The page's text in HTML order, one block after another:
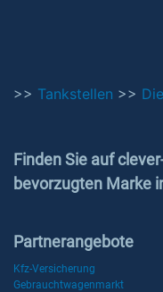
>> Tankstellen >>
Finden Sie auf
bevorzugten Marke
Partnerangebote
Kfz-Versicherung
Gebrauchtwagenmarkt